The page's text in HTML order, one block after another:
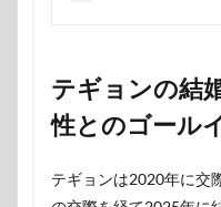
テギョンの結
性とのゴール
テギョンは2020年に交